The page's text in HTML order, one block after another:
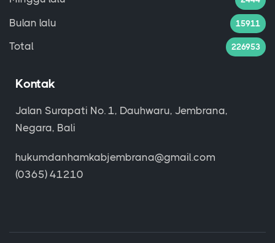
Bulan lalu 15911
Total 226953
Kontak
Jalan Surapati No. 1, Dauhwaru, Jembrana,
Negara, Bali
hukumdanhamkabjembrana@gmail.com
(0365) 41210